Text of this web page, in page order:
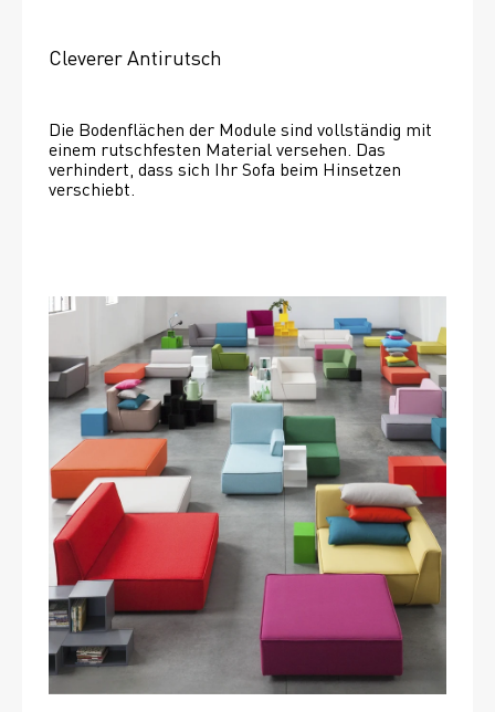
Cleverer Antirutsch
Die Bodenflächen der Module sind vollständig mit
einem rutschfesten Material versehen. Das
verhindert, dass sich Ihr Sofa beim Hinsetzen
verschiebt.